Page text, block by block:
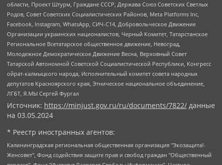
области, Проект Штурм, Граждане СССР, Держава Союз Советских Светлых
Родов, Совет Советских Социалистических Районов, Meta Platforms Inc,
Facebook, Instagram, WhatsApp, СИЧ-С14, Добровольческое Движение
Организации украинских националистов, Черный Комитет, Татарстанское
Региональное Всетатарское общественное движение, Невоград,
Молодежное Демократическое Движение Весна, Верховный Совет
Татарской Автономной Советской Социалистической Республики, Конгресс
ойрат-калмыцкого народа, Исполнительный комитет совета народных
депутатов Красноярского края, Этническое национальное объединение,
ЛГБТ, Я.МЫ Сергей Фургал
Источник: https://minjust.gov.ru/ru/documents/7822/ данные
на 03.05.2024
* Реестр иностранных агентов:
Калининградская региональная общественная организация "Экозащита!-Женсовет", Фонд содействия защите прав и свобод граждан "Общественный вердикт", Фонд "Институт Развития Свободы Информации", Частное учреждение "Информационное агентство МЕМО. РУ", Региональная общественная организация "Общественная комиссия по сохранению наследия академика Сахарова", Фонд поддержки свободы прессы, Санкт-Петербургская общественная правозащитная организация "Гражданский контроль", Межрегиональная общественная организация "Информационно-просветительский центр "Мемориал", Региональный Фонд "Центр Защиты Прав Средств Массовой Информации", с 05.12.2023 Фонд "Центр Защиты Прав Средств массовой информации", Региональная общественная благотворительная организация помощи беженцам и мигрантам "Гражданское содействие", Негосударственное образовательное учреждение дополнительного профессионального образования (повышение квалификации) специалистов "АКАДЕМИЯ ПО ПРАВАМ ЧЕЛОВЕКА", Свердловская региональная общественная организация "Сутяжник", Автономная некоммерческая организация "Центр независимых социологических исследований", Союз общественных объединений "Российский исследовательский центр по правам человека", Региональное общественное учреждение научно-информационный центр "МЕМОРИАЛ", Некоммерческая организация "Фонд защиты гласности", Автономная некоммерческая организация "Институт прав человека", Городская общественная организация "Екатеринбургское общество "МЕМОРИАЛ", Городская общественная организация "Рязанское историко-просветительское и правозащитное общество "Мемориал" (Рязанский Мемориал), Челябинский региональный орган общественной самодеятельности – женское общественное объединение "Женщины Евразии", Челябинский региональный орган общественной самодеятельности "Уральская правозащитная группа", Фонд содействия защите здоровья и социальной справедливости имени Андрея Рылькова, Автономная Некоммерческая Организация "Аналитический Центр Юрия Левады", Автономная некоммерческая организация социальной поддержки населения "Проект Апрель", Региональная общественная организация помощи женщинам и детям, находящимся в кризисной ситуации "Информационно-методический центр "Анна", Фонд содействия развитию массовых коммуникаций и правовому просвещению "Так-так-Так", Фонд содействия устойчивому развитию "Серебряная тайга", Свердловский региональный общественный фонд социальных проектов "Новое время", "Idel.Реалии", Кавказ.Реалии, Крым.Реалии, Телеканал Настоящее Время, Татаро-башкирская служба Радио Свобода (Azatliq Radiosi), Радио Свободная Европа/Радио Свобода (PCE/PC), "Сибирь.Реалии", "Фактограф", Благотворительный фонд помощи осужденным и их семьям, Автономная некоммерческая организация "Институт глобализации и социальных движений", Фонд "В защиту прав заключенных", Частное учреждение "Центр поддержки и содействия развитию средств массовой информации", Пензенский региональный общественный благотворительный фонд "Гражданский союз", "Север.Реалии", Некоммерческая организация Фонд "Правовая инициатива", Общество с ограниченной ответственностью "Радио Свободная Европа/Радио Свобода", Чешское информационное агентство "MEDIUM-ORIENT", Красноярская региональная общественная организация "Мы против СПИДа", Камалягин Денис Николаевич, Маркелов Сергей Евгеньевич, Пономарев Лев Александрович, Савицкая Людмила Алексеевна, Автономная некоммерческая организация "Центр по работе с проблемой насилия "НАСИЛИЮ.НЕТ", Межрегиональный профессиональный союз работников здравоохранения "Альянс врачей", Юридическое лицо, зарегистрированное в Латвийской Республике, SIA "Medusa Project" (регистрационный номер 40103797863, дата регистрации 10.06.2014), Некоммерческая организация "Фонд по борьбе с коррупцией", Автономная некоммерческая организация "Институт права и публичной политики", Баданин Роман Сергеевич, Гликин Максим Александрович, Железнова Мария Михайловна, Лукьянова Юлия Сергеевна, Маетная Елизавета Витальевна, Маняхин Петр Борисович, Чуракова Ольга Владимировна, Ярош Юлия Петровна, Юридическое лицо "The Insider SIA", зарегистрированное в Риге, Латвийская Республика (дата регистрации 26.06.2015), являющееся администратором доменного имени интернет-издания "The Insider SIA", https://theins.ru, Постернак Алексей Евгеньевич, Рубин Михаил Аркадьевич, Анин Роман Александрович, Юридическое лицо Istories fonds, зарегистрированное в Латвийской Республике (регистрационный номер 50008295751, дата регистрации 24.02.2020), Великовский Дмитрий Александрович, Долинина Ирина Николаевна, Мароховская Алеся Алексеевна, Шлейнов Роман Юрьевич, Шмагун Олеся Валентиновна, Общество с ограниченной ответственностью "Альтаир 2021", Общество с ограниченной ответственностью "Вега 2021", Общество с ограниченной ответственностью "Главный редактор 2021", Общество с ограниченной ответственностью "Ромашки монолит", Важенков Артем Валерьевич, Ивановская областная общественная организация "Центр гендерных исследований", Гурман Юрий Альбертович, Медиапроект "ОВД-Инфо", Егоров Владимир Владимирович, Жилинский Владимир Александрович, Общество с ограниченной ответственностью "ЗП", Иванова София Юрьевна, Карезина Инна Павловна, Кильтау Екатерина Викторовна, Петров Алексей Викторович, Пискунов Сергей Евгеньевич, Смирнов Сергей Сергеевич, Тихонов Михаил Сергеевич, Общество с ограниченной ответственностью "ЖУРНАЛИСТ-ИНОСТРАННЫЙ АГЕНТ", Арапова Галина Юрьевна, Вольтская Татьяна Анатольевна, Американская компания "Mason G.E.S. Anonymous Foundation" (США), являющаяся владельцем интернет-издания https://mnews.world/, Компания "Stichting Bellingcat", зарегистрированная в Нидерландах (дата регистрации 11.07.2018), Захаров Андрей Вячеславович, Клепиковская Екатерина Дмитриевна, Общество с ограниченной ответственностью "МЕМО", Перл Роман Александрович, Симонов Евгений Алексеевич, Соловьева Елена Анатольевна, Сотников Даниил Владимирович, Сурначева Елизавета Дмитриевна, Автономная некоммерческая организация по защите прав человека и информированию населения "Якутия – Наше Мнение", Общество с ограниченной ответственностью "Москоу диджитал медиа", с 26.01.2023 Общество с ограниченной ответственностью "Чайка Белые сады", Ветошкина Валерия Валерьевна, Заговора Максим Александрович, Межрегиональное общественное движение "Российская ЛГБТ - сеть", Оленичев Максим Владимирович, Павлов Иван Юрьевич, Скворцова Елена Сергеевна, Общество с ограниченной ответственностью "Как бы инагент", Кочетков Игорь Викторович, Общество с ограниченной ответственностью "Честные выборы", Еланчик Олег Александрович, Общество с ограниченной ответственностью "Нобелевский призыв", Гималова Регина Эмилевна, Григорьев Андрей Валерьевич, Григорьева Алина Александровна, Ассоциация по содействию защите прав призывников, альтернативнослужащих и военнослужащих "Правозащитная группа "Гражданин.Армия.Право", Хисамова Регина Фаритовна, Автономная некоммерческая организация по реализации социально-правовых программ "Лилит", Дальневосточное общественное движение "Маяк", Санкт-Петербургская ЛГБТ-инициативная группа "Выход", Инициативная группа ЛГБТ+ "Реверс", Алексеев Андрей Викторович, Бекбулатова Таисия Львовна, Беляев Иван Михайлович, Владыкина Елена Сергеевна, Гельман Марат Александрович, Никульшина Вероника Юрьевна, Толоконникова Надежда Андреевна, Шендерович Виктор Анатольевич, Общество с ограниченной ответственностью "Данное сообщение", Общество с ограниченной ответственностью Издательский дом "Новая глава", Айнбиндер Александра Александровна, Московский комьюнити-центр для ЛГБТ+инициатив, Благотворительный фонд развития филантропии, Deutsche Welle (Германия, Kurt-Schumacher-Strasse 3, 53113 Bonn), Борзунова Мария Михайловна, Воробьев Виктор Викторович, Голубева Анна Львовна, Константинова Алла Михайловна, Малкова Ирина Владимировна, Мурадов Мурад Абдулгалимович, Осетинская Елизавета Николаевна, Понасенков Евгений Николаевич, Ганапольский Матвей Юрьевич, Киселев Евгений Алексеевич, Борухович Ирина Григорьевна, Дремин Иван Тимофеевич, Дубровский Дмитрий Викторович, Красноярская региональная общественная организация поддержки и развития альтернативных образовательных технологий и межкультурных коммуникаций "ИНТЕРРА", Маяковская Екатерина Алексеевна, Фейгин Марк Захарович, Филимонов Андрей Викторович, Дзугкоева Регина Николаевна, Доброхотов Роман Александрович, Дудь Юрий Александрович, Елкин Сергей Владимирович, Кругликов Кирилл Игоревич, Сабунаева Мария Леонидовна, Семенов Алексей Владимирович, Шаинян Карен Багратович, Шульман Екатерина Михайловна, Асафьев Артур Валерьевич, Вахштайн Виктор Семенович, Венедиктов Алексей Алексеевич, Лушникова Екатерина Евгеньевна, Волков Леонид Михайлович, Невзоров Александр Глебович, Пархоменко Сергей Борисович, Сироткин Ярослав Николаевич, Кара-Мурза Владимир Владимирович, Баранова Наталья Владимировна, Гозман Леонид Яковлевич, Кагарлицкий Борис Юльевич, Климарев Михаил Валерьевич, Милов Владимир Станиславович, Автономная некоммерческая организация Краснодарский центр современного искусства "Типография", Моргенштерн Алишер Тагирович, Соболь Любовь Эдуардовна, Общество с ограниченной ответственностью "ЛИЗА НОРМ", Каспаров Гарри Кимович, Ходорковский Михаил Борисович, Общество с ограниченной ответственностью "Апрельские тезисы", Данилович Ирина Брониславовна, Кашин Олег Владимирович, Петров Николай Владимирович, Пивоваров Алексей Владимирович, Соколов Михаил Владимирович, Цветкова Юлия Владимировна, Чичваркин Евгений Александрович, Комитет против пыток/Команда против пыток, Общество с ограниченной ответственностью "Первый научный", Общество с ограниченной ответственностью "Вертолет и ко", Белоцерковская Вероника Борисовна, Кац Максим Евгеньевич, Лазарева Татьяна Юрьевна, Шаведдинов Руслан Табризович, Яшин Илья Валерьевич, Общество с ограниченной ответственностью "Иноагент ААВ", Алешковский Дмитрий Петрович, Альбац Евгения Марковна, Быков Дмитрий Львович, Галямина Юлия Евгеньевна, Лойко Сергей Леонидович, Мартынов Кирилл Константинович, Медведев Сергей Александрович, Крашенинников Федор Геннадиевич, Гордеева Катерина Вл